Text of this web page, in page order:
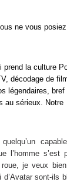
ne vous posiez
prend la culture
décodage de
légendaires, bref
au sérieux. Notre
l’homme s’est
je veux
sont-ils